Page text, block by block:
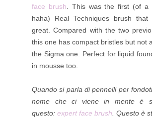
face brush . This was the first (of a
haha) Real Techniques brush that
great. Compared with the two
this one has compact bristles but not
the Sigma one. Perfect for liquid
in mousse too.
Quando si parla di pennelli per
nome che ci viene in mente è
questo:expert face brush . Questo è